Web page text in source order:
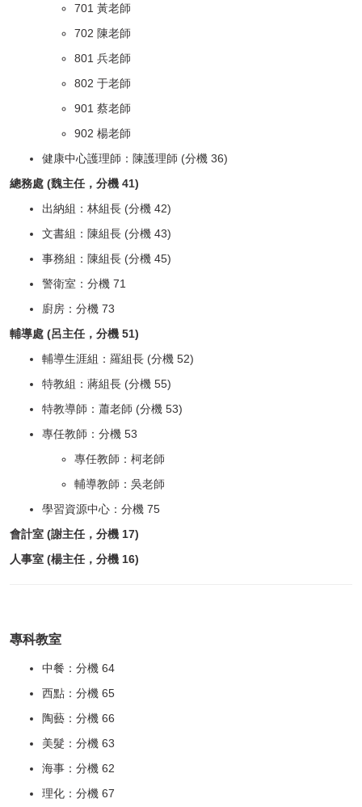
專業學習社群
跨界攜手守護綠能！
701 黃老師
702 陳老師
801 兵老師
802 于老師
901 蔡老師
902 楊老師
健康中心護理師：陳護理師 (分機 36)
總務處 (魏主任，分機 41)
出納組：林組長 (分機 42)
文書組：陳組長 (分機 43)
事務組：陳組長 (分機 45)
警衛室：分機 71
廚房：分機 73
輔導處 (呂主任，分機 51)
輔導生涯組：羅組長 (分機 52)
特教組：蔣組長 (分機 55)
特教導師：蕭老師 (分機 53)
專任教師：分機 53
專任教師：柯老師
輔導教師：吳老師
學習資源中心：分機 75
會計室 (謝主任，分機 17)
人事室 (楊主任，分機 16)
專科教室
中餐：分機 64
西點：分機 65
陶藝：分機 66
美髮：分機 63
海事：分機 62
理化：分機 67